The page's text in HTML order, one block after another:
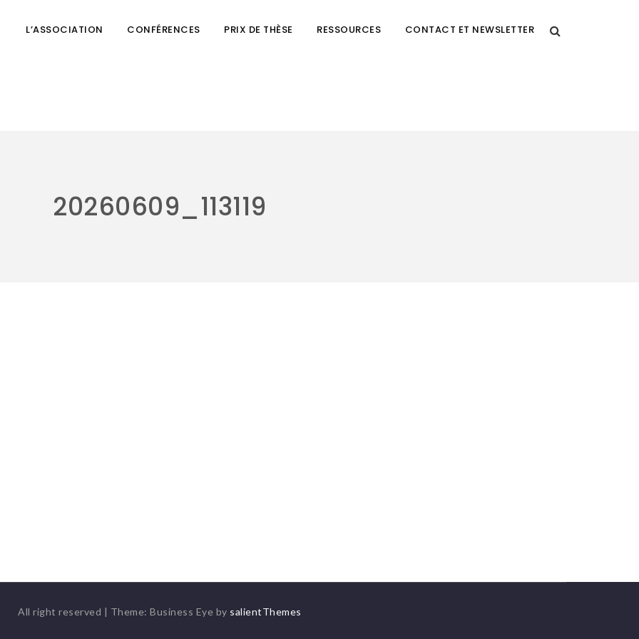
L’ASSOCIATION CONFÉRENCES PRIX DE THÈSE RESSOURCES CONTACT ET NEWSLETTER
20260609_113119
All right reserved | Theme: Business Eye by salientThemes